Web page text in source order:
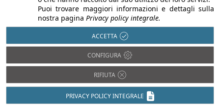
Architettura Città di Oderzo, con una nuova
menzione sul restauro.
Puoi trovare maggiori informazioni e dettagli sulla
nostra pagina Privacy policy integrale.
ACCETTA
CONFIGURA
RIFIUTA
PRIVACY POLICY INTEGRALE